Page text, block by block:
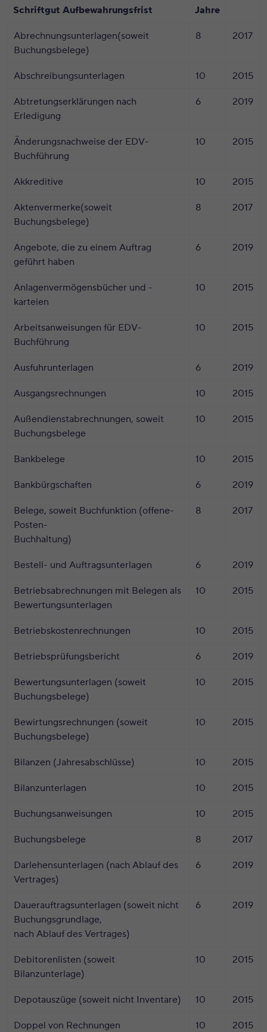
Schriftgut Aufbewahrungsfrist Jahre
Abrechnungsunterlagen(soweit
Buchungsbelege)
8 2017
Abschreibungsunterlagen 10 2015
Abtretungserklärungen nach
Erledigung
6 2019
Änderungsnachweise der EDV-
Buchführung
10 2015
Akkreditive 10 2015
Aktenvermerke(soweit
Buchungsbelege)
8 2017
Angebote, die zu einem Auftrag
geführt haben
6 2019
Anlagenvermögensbücher und -
karteien
10 2015
Arbeitsanweisungen für EDV-
Buchführung
10 2015
Ausfuhrunterlagen 6 2019
Ausgangsrechnungen 10 2015
Außendienstabrechnungen, soweit
Buchungsbelege
10 2015
Bankbelege 10 2015
Bankbürgschaften 6 2019
Belege, soweit Buchfunktion (offene-
Posten-
Buchhaltung)
8 2017
Bestell- und Auftragsunterlagen 6 2019
Betriebsabrechnungen mit Belegen als
Bewertungsunterlagen
10 2015
Betriebskostenrechnungen 10 2015
Betriebsprüfungsbericht 6 2019
Bewertungsunterlagen (soweit
Buchungsbelege)
10 2015
Bewirtungsrechnungen (soweit
Buchungsbelege)
10 2015
Bilanzen (Jahresabschlüsse) 10 2015
Bilanzunterlagen 10 2015
Buchungsanweisungen 10 2015
Buchungsbelege 8 2017
Darlehensunterlagen (nach Ablauf des
Vertrages)
6 2019
Dauerauftragsunterlagen (soweit nicht
Buchungsgrundlage,
nach Ablauf des Vertrages)
6 2019
Debitorenlisten (soweit
Bilanzunterlage)
10 2015
Depotauszüge (soweit nicht Inventare) 10 2015
Doppel von Rechnungen 10 2015